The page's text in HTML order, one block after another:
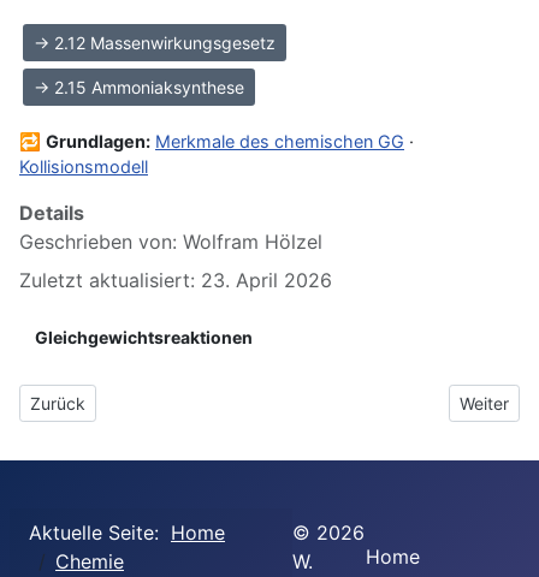
→ 2.12 Massenwirkungsgesetz
→ 2.15 Ammoniaksynthese
🔁 Grundlagen: Merkmale des chemischen GG ·
Kollisionsmodell
Details
Geschrieben von: Wolfram Hölzel
Zuletzt aktualisiert: 23. April 2026
Gleichgewichtsreaktionen
Vorheriger Beitrag: 2.9 Säure-Base-Reaktion mit Benzoesäure
Zurück Nächster
Weiter
Aktuelle Seite: Home
Chemie
© 2026
W.
Home